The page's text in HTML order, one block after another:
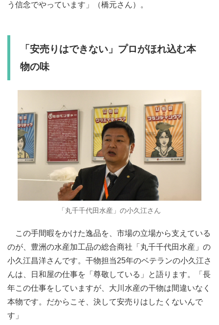
う信念でやっています」（橋元さん）。
「安売りはできない」プロがほれ込む本
物の味
「丸千千代田水産」の小久江さん
この手間暇をかけた逸品を、市場の立場から支えている
のが、豊洲の水産加工品の総合商社「丸千千代田水産」の
小久江昌洋さんです。干物担当25年のベテランの小久江さ
んは、日和屋の仕事を「尊敬している」と語ります。「長
年この仕事をしていますが、大川水産の干物は間違いなく
本物です。だからこそ、決して安売りはしたくないんで
す」